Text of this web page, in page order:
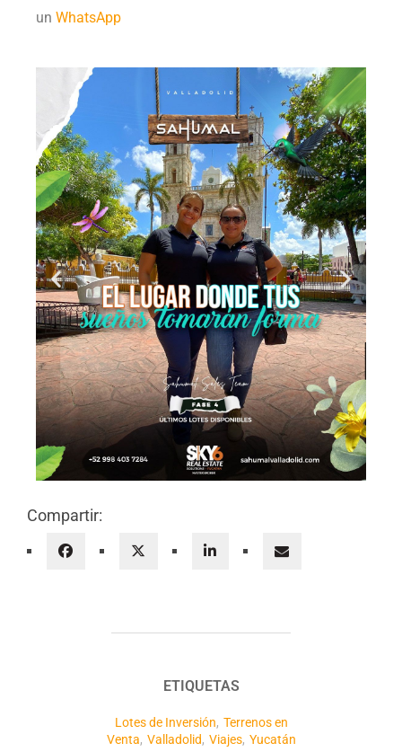
un WhatsApp
Compartir:
ETIQUETAS
Lotes de Inversión, Terrenos en
Venta, Valladolid, Viajes, Yucatán